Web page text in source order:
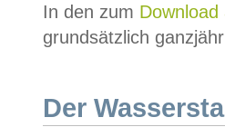
In den zum Download
grundsätzlich
Der